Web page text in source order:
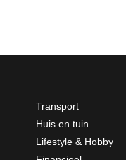
Transport
Huis en tuin
Lifestyle & Hobby